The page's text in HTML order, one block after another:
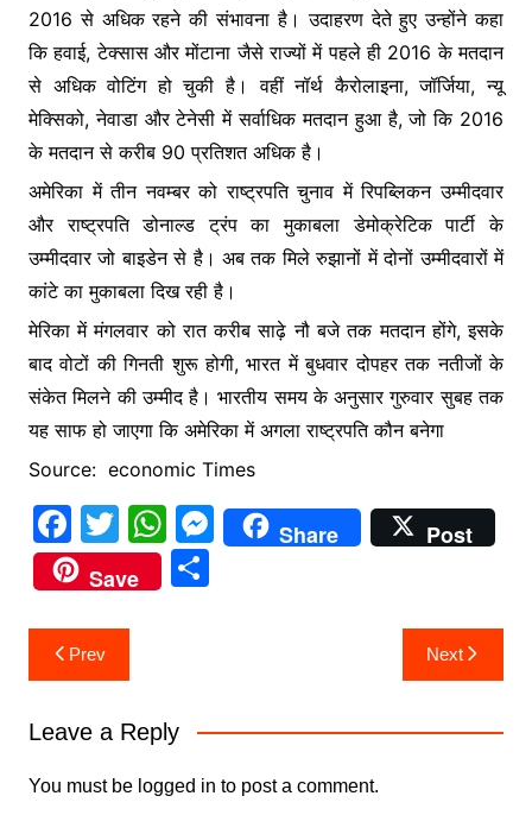
2016 से अधिक रहने की संभावना है। उदाहरण देते हुए उन्होंने कहा
कि हवाई, टेक्सास और मोंटाना जैसे राज्यों में पहले ही 2016 के मतदान
से अधिक वोटिंग हो चुकी है। वहीं नॉर्थ कैरोलाइना, जॉर्जिया, न्यू
मेक्सिको, नेवाडा और टेनेसी में सर्वाधिक मतदान हुआ है, जो कि 2016
के मतदान से करीब 90 प्रतिशत अधिक है।
अमेरिका में तीन नवम्बर को राष्ट्रपति चुनाव में रिपब्लिकन उम्मीदवार
और राष्ट्रपति डोनाल्ड ट्रंप का मुकाबला डेमोक्रेटिक पार्टी के
उम्मीदवार जो बाइडेन से है। अब तक मिले रुझानों में दोनों उम्मीदवारों में
कांटे का मुकाबला दिख रही है।
मेरिका में मंगलवार को रात करीब साढ़े नौ बजे तक मतदान होंगे, इसके
बाद वोटों की गिनती शुरू होगी, भारत में बुधवार दोपहर तक नतीजों के
संकेत मिलने की उम्मीद है। भारतीय समय के अनुसार गुरुवार सुबह तक
यह साफ हो जाएगा कि अमेरिका में अगला राष्ट्रपति कौन बनेगा
Source: economic Times
F
a
c
e
b
o
k
T
w
itt
er
W
h
at
p
p
M
e
er
Share
Post
Save
S
Post
navigation
Prev Next
Leave a Reply
You must be logged in to post a comment.